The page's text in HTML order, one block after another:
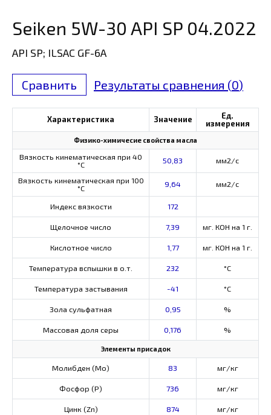
Seiken 5W-30 API SP 04.2022
API SP; ILSAC GF-6A
Сравнить Результаты сравнения (0)
Характеристика Значение
Ед.
измерения
Физико-химичесие свойства масла
Вязкость кинематическая при 40
°С
50,83 мм2/с
Вязкость кинематическая при 100
°С
9,64 мм2/с
Индекс вязкости 172
Щелочное число 7,39 мг. КОН на 1 г.
Кислотное число 1,77 мг. КОН на 1 г.
Температура вспышки в о.т. 232 °C
Температура застывания -41 °C
Зола сульфатная 0,95 %
Массовая доля серы 0,176 %
Элементы присадок
Молибден (Мо) 83 мг/кг
Фосфор (Р) 736 мг/кг
Цинк (Zn) 874 мг/кг